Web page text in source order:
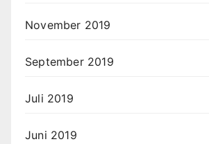
November 2019
September 2019
Juli 2019
Juni 2019